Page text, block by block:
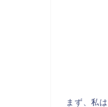
まず、私